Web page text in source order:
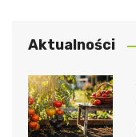
Aktualności